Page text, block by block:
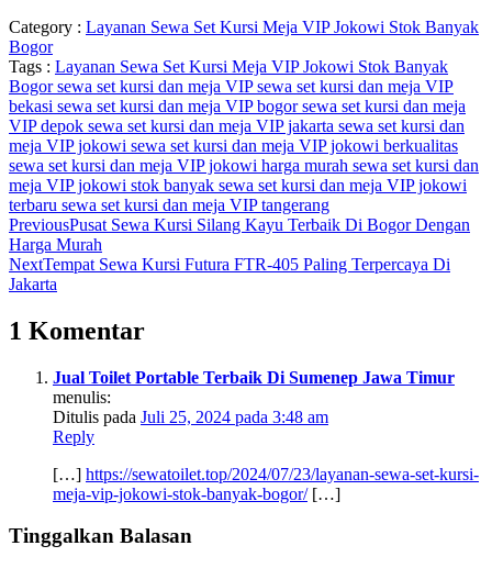
Category : Layanan Sewa Set Kursi Meja VIP Jokowi Stok Banyak
Bogor
Tags : Layanan Sewa Set Kursi Meja VIP Jokowi Stok Banyak
Bogorsewa set kursi dan meja VIPsewa set kursi dan meja VIP
bekasi sewa set kursi dan meja VIP bogorsewa set kursi dan meja
VIP depok sewa set kursi dan meja VIP jakarta sewa set kursi dan
meja VIP jokowi sewa set kursi dan meja VIP jokowi berkualitas
sewa set kursi dan meja VIP jokowi harga murah sewa set kursi dan
meja VIP jokowi stok banyak sewa set kursi dan meja VIP jokowi
terbaru sewa set kursi dan meja VIP tangerang
PreviousPusat Sewa Kursi Silang Kayu Terbaik Di Bogor Dengan
Harga Murah
NextTempat Sewa Kursi Futura FTR-405 Paling Terpercaya Di
Jakarta
1 Komentar
Jual Toilet Portable Terbaik Di Sumenep Jawa Timur
menulis:
Ditulis pada Juli 25, 2024 pada 3:48 am
Reply
[…] https://sewatoilet.top/2024/07/23/layanan-sewa-set-kursi-
meja-vip-jokowi-stok-banyak-bogor/[…]
Tinggalkan Balasan